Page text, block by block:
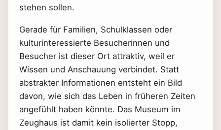
stehen sollen.
Gerade für Familien, Schulklassen oder
kulturinteressierte Besucherinnen und
Besucher ist dieser Ort attraktiv, weil er
Wissen und Anschauung verbindet. Statt
abstrakter Informationen entsteht ein Bild
davon, wie sich das Leben in früheren Zeiten
angefühlt haben könnte. Das Museum im
Zeughaus ist damit kein isolierter Stopp,